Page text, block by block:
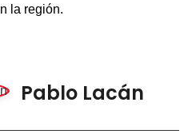
la región.
Pablo Lacán